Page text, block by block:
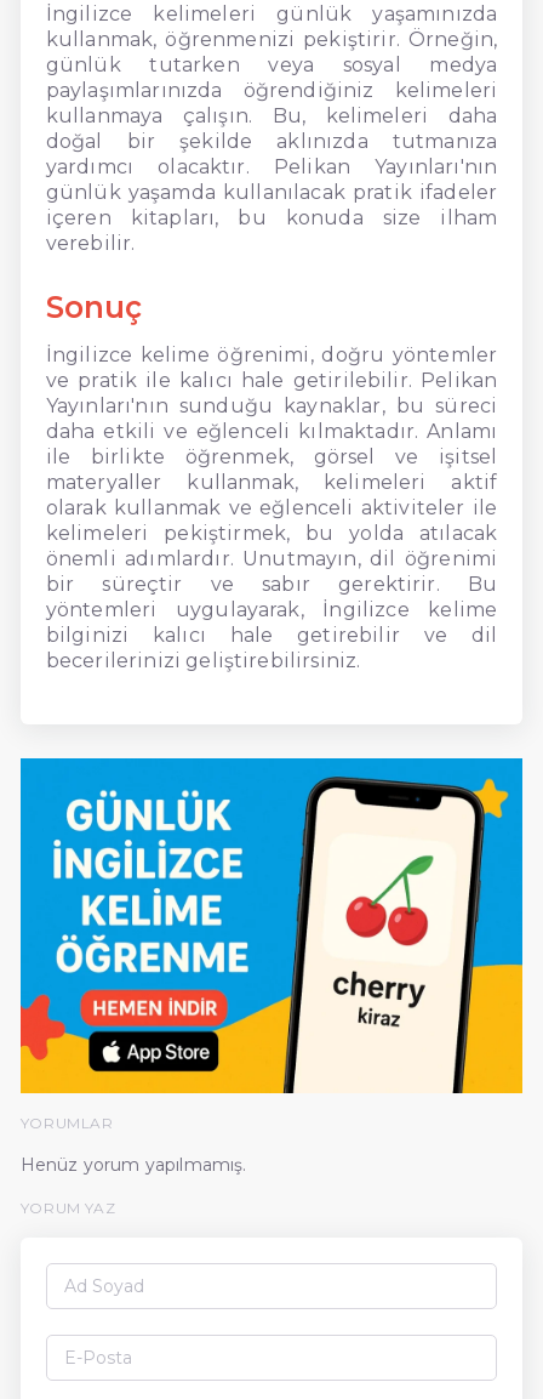
İngilizce kelimeleri günlük yaşamınızda
kullanmak, öğrenmenizi pekiştirir. Örneğin,
günlük tutarken veya sosyal medya
paylaşımlarınızda öğrendiğiniz kelimeleri
kullanmaya çalışın. Bu, kelimeleri daha
doğal bir şekilde aklınızda tutmanıza
yardımcı olacaktır. Pelikan Yayınları'nın
günlük yaşamda kullanılacak pratik ifadeler
içeren kitapları, bu konuda size ilham
verebilir.
Sonuç
İngilizce kelime öğrenimi, doğru yöntemler
ve pratik ile kalıcı hale getirilebilir. Pelikan
Yayınları'nın sunduğu kaynaklar, bu süreci
daha etkili ve eğlenceli kılmaktadır. Anlamı
ile birlikte öğrenmek, görsel ve işitsel
materyaller kullanmak, kelimeleri aktif
olarak kullanmak ve eğlenceli aktiviteler ile
kelimeleri pekiştirmek, bu yolda atılacak
önemli adımlardır. Unutmayın, dil öğrenimi
bir süreçtir ve sabır gerektirir. Bu
yöntemleri uygulayarak, İngilizce kelime
bilginizi kalıcı hale getirebilir ve dil
becerilerinizi geliştirebilirsiniz.
YORUMLAR
Henüz yorum yapılmamış.
YORUM YAZ